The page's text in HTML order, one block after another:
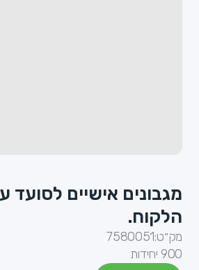
מגבונים אישיים לסועד
הלקוח.
מק״ט:7580051
900 יחידות